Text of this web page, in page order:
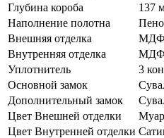
Глубина короба
137
Наполнение полотна
Внешняя отделка
МДФ
Внутренняя отделка
МДФ
Уплотнитель
3
Основной замок
Дополнительный замок
Цвет Внешней отделки
Муар
Цвет Внутренней отделки